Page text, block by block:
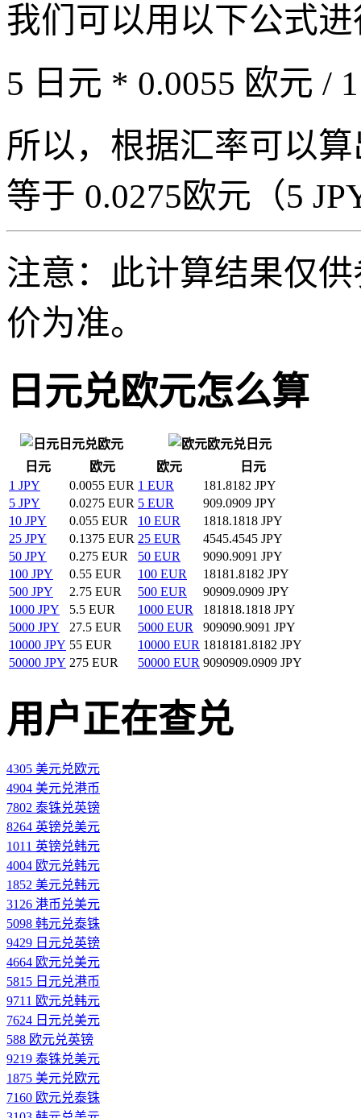
我们可以用以下公式
5 日元 * 0.0055 欧元 /
所以，根据汇率可以
等于 0.0275欧元（5
注意：此计算结果仅
价为准。
日元兑欧元怎么算
日元兑欧元
欧元兑日元
日元
欧元 欧元
日元
1 JPY
0.0055 EUR 1 EUR
181.8182 JPY
5 JPY
0.0275 EUR 5 EUR
909.0909 JPY
10 JPY
0.055 EUR 10 EUR
1818.1818 JPY
25 JPY
0.1375 EUR 25 EUR
4545.4545 JPY
50 JPY
0.275 EUR 50 EUR
9090.9091 JPY
100 JPY
0.55 EUR 100 EUR
18181.8182 JPY
500 JPY
2.75 EUR 500 EUR
90909.0909 JPY
1000 JPY
5.5 EUR 1000 EUR
181818.1818 JPY
5000 JPY
27.5 EUR 5000 EUR
909090.9091 JPY
10000 JPY 55 EUR 10000 EUR 1818181.8182 JPY
50000 JPY 275 EUR 50000 EUR 9090909.0909 JPY
用户正在查兑
4305 美元兑欧元
4904 美元兑港币
7802 泰铢兑英镑
8264 英镑兑美元
1011 英镑兑韩元
4004 欧元兑韩元
1852 美元兑韩元
3126 港币兑美元
5098 韩元兑泰铢
9429 日元兑英镑
4664 欧元兑美元
5815 日元兑港币
9711 欧元兑韩元
7624 日元兑美元
588 欧元兑英镑
9219 泰铢兑美元
1875 美元兑欧元
7160 欧元兑泰铢